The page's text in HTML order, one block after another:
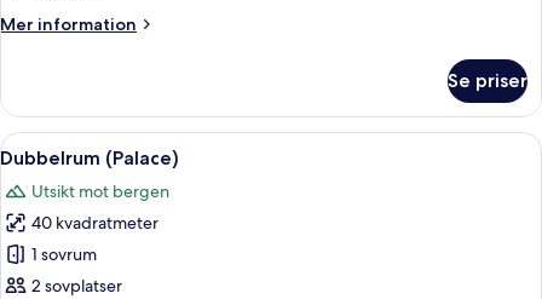
(Natura)
Mer information
Mer
-
privat
pool
Se priser
Öppna
alla
foton
för
Dubbelrum
(Palace)
Ett modernt hotellrum med en
5
Dubbelrum (Palace)
Utsikt mot bergen
40 kvadratmeter
1 sovrum
2 sovplatser